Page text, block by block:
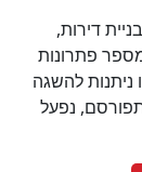
דירות,
פתרונות
להשגה
נפעל